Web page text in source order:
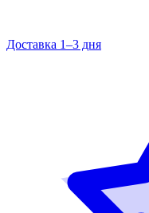
Доставка 1–3 дня